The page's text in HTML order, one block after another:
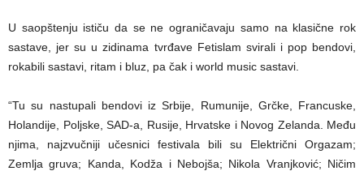
U saopštenju ističu da se ne ograničavaju samo na klasične rok
sastave, jer su u zidinama tvrđave Fetislam svirali i pop bendovi,
rokabili sastavi, ritam i bluz, pa čak i world music sastavi.
“Tu su nastupali bendovi iz Srbije, Rumunije, Grčke, Francuske,
Holandije, Poljske, SAD-a, Rusije, Hrvatske i Novog Zelanda. Među
njima, najzvučniji učesnici festivala bili su Električni Orgazam;
Zemlja gruva; Kanda, Kodža i Nebojša; Nikola Vranjković; Ničim